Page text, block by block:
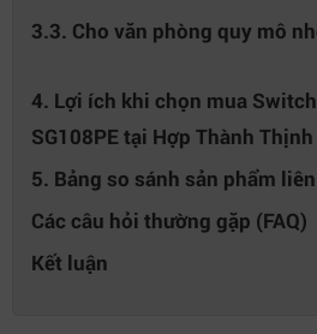
3.3. Cho văn phòng quy mô
4. Lợi ích khi chọn mua
SG108PE tại Hợp Thành Thịnh
5. Bảng so sánh sản phẩm
Các câu hỏi thường gặp (FAQ)
Kết luận